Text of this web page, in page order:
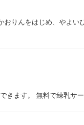
りんをはじめ、やよ
ます。 無料で練乳サ